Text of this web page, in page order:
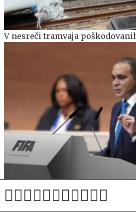
V nesreči tramvaja
Visoki funkcionar iz Azije Fifo